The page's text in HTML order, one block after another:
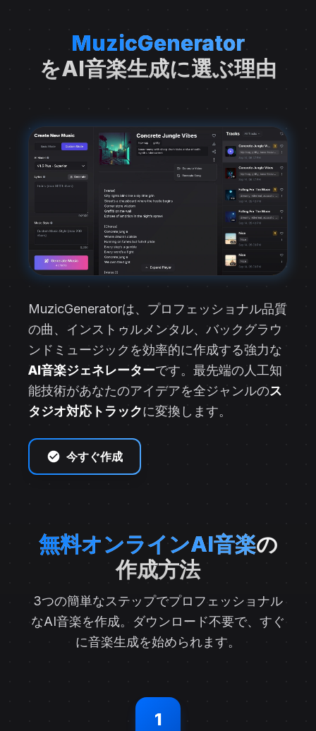
MuzicGenerator
をAI音楽生成に選ぶ理由
MuzicGeneratorは、プロフェッショナル品質
の曲、インストゥルメンタル、バックグラウ
ンドミュージックを効率的に作成する強力な
AI音楽ジェネレーターです。最先端の人工知
能技術があなたのアイデアを全ジャンルのス
タジオ対応トラックに変換します。
今すぐ作成
無料オンラインAI音楽の
作成方法
3つの簡単なステップでプロフェッショナル
なAI音楽を作成。ダウンロード不要で、すぐ
に音楽生成を始められます。
1